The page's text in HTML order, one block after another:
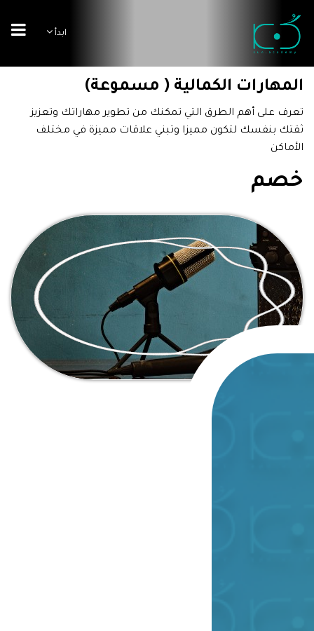
ابدأ
المهارات الكمالية ( مسموعة)
تعرف على أهم الطرق التي تمكنك من تطوير مهاراتك وتعزيز
ثقتك بنفسك لتكون مميزا وتبني علاقات مميزة في مختلف
الأماكن
خصم